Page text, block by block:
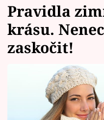
Témata
Celebrity
Pravidla
krásu.
zaskočit!